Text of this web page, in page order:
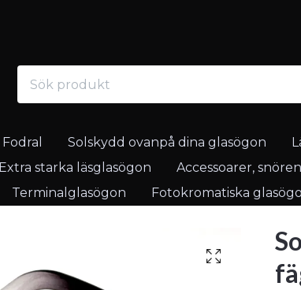
Fodral Solskydd ovanpå dina glasögon
Extra starka läsglasögon Accessoarer,
Terminalglasögon Fotokromatiska